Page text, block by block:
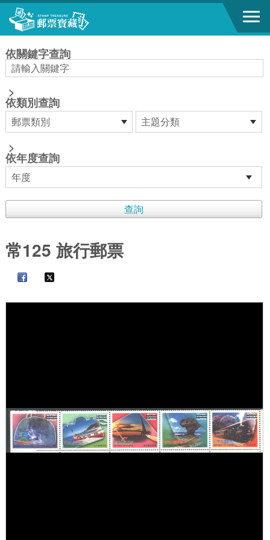
跳到主要內容區塊
依關鍵字查詢
>
依類別查詢
>
依年度查詢
常125 旅行郵票